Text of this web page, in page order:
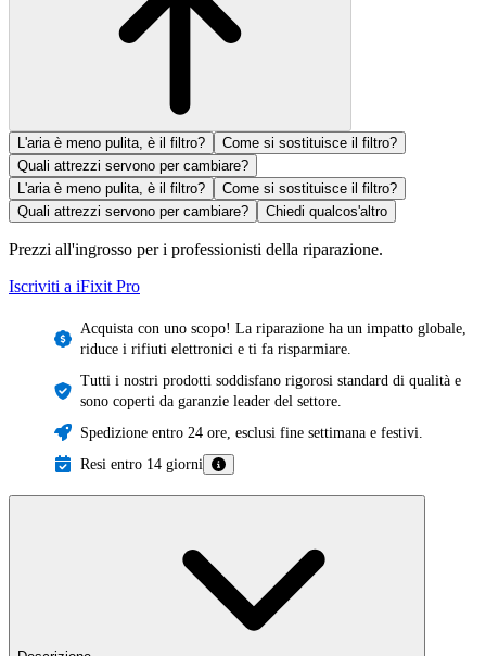
L'aria è meno pulita, è il filtro?
Come si sostituisce il filtro?
Quali attrezzi servono per cambiare?
L'aria è meno pulita, è il filtro?
Come si sostituisce il filtro?
Quali attrezzi servono per cambiare?
Chiedi qualcos'altro
Prezzi all'ingrosso per i professionisti della riparazione.
Iscriviti a iFixit Pro
Acquista con uno scopo! La riparazione ha un impatto globale,
riduce i rifiuti elettronici e ti fa risparmiare.
Tutti i nostri prodotti soddisfano rigorosi standard di qualità e
sono coperti da garanzie leader del settore.
Spedizione entro 24 ore, esclusi fine settimana e festivi.
Resi entro 14 giorni